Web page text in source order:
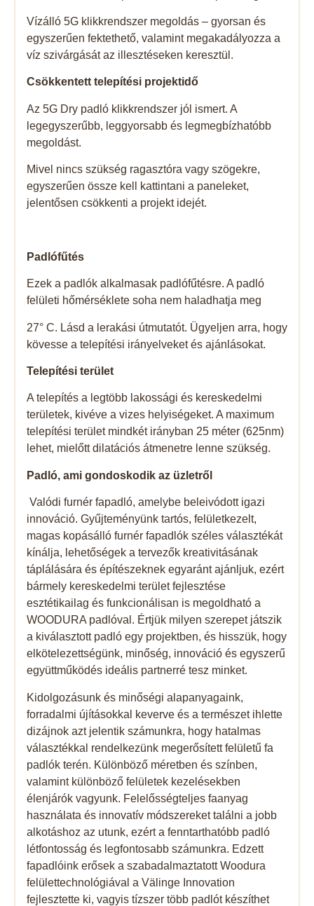
Vízálló 5G klikkrendszer megoldás – gyorsan és
egyszerűen fektethető, valamint megakadályozza a
víz szivárgását az illesztéseken keresztül.
Csökkentett telepítési projektidő
Az 5G Dry padló klikkrendszer jól ismert. A
legegyszerűbb, leggyorsabb és legmegbízhatóbb
megoldást.
Mivel nincs szükség ragasztóra vagy szögekre,
egyszerűen össze kell kattintani a paneleket,
jelentősen csökkenti a projekt idejét.
Padlófűtés
Ezek a padlók alkalmasak padlófűtésre. A padló
felületi hőmérséklete soha nem haladhatja meg
27° C. Lásd a lerakási útmutatót. Ügyeljen arra, hogy
kövesse a telepítési irányelveket és ajánlásokat.
Telepítési terület
A telepítés a legtöbb lakossági és kereskedelmi
területek, kivéve a vizes helyiségeket. A maximum
telepítési terület mindkét irányban 25 méter (625nm)
lehet, mielőtt dilatációs átmenetre lenne szükség.
Padló, ami gondoskodik az üzletről
Valódi furnér fapadló, amelybe beleivódott igazi
innováció. Gyűjteményünk tartós, felületkezelt,
magas kopásálló furnér fapadlók széles választékát
kínálja, lehetőségek a tervezők kreativitásának
táplálására és építészeknek egyaránt ajánljuk, ezért
bármely kereskedelmi terület fejlesztése
esztétikailag és funkcionálisan is megoldható a
WOODURA padlóval. Értjük milyen szerepet játszik
a kiválasztott padló egy projektben, és hisszük, hogy
elkötelezettségünk, minőség, innováció és egyszerű
együttműködés ideális partnerré tesz minket.
Kidolgozásunk és minőségi alapanyagaink,
forradalmi újításokkal keverve és a természet ihlette
dizájnok azt jelentik számunkra, hogy hatalmas
választékkal rendelkezünk megerősített felületű fa
padlók terén. Különböző méretben és színben,
valamint különböző felületek kezelésekben
élenjárók vagyunk. Felelősségteljes faanyag
használata és innovatív módszereket találni a jobb
alkotáshoz az utunk, ezért a fenntarthatóbb padló
létfontosság és legfontosabb számunkra. Edzett
fapadlóink ​​erősek a szabadalmaztatott Woodura
felülettechnológiával a Välinge Innovation
fejlesztette ki, vagyis tízszer több padlót készíthet